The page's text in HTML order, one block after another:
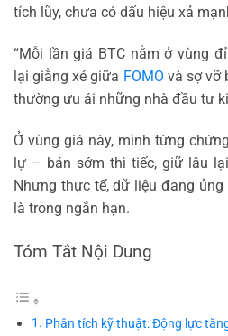
tích lũy, chưa có dấu hiệu xả
“Mỗi lần giá BTC nằm ở vùng
lại giằng xé giữa FOMO và sợ vỡ
thường ưu ái những nhà đầu tư
Ở vùng giá này, mình từng
lự – bán sớm thì tiếc, giữ lâu
Nhưng thực tế, dữ liệu đang
là trong ngắn hạn.
Tóm Tắt Nội Dung
Phân tích kỹ thuật: Động lực